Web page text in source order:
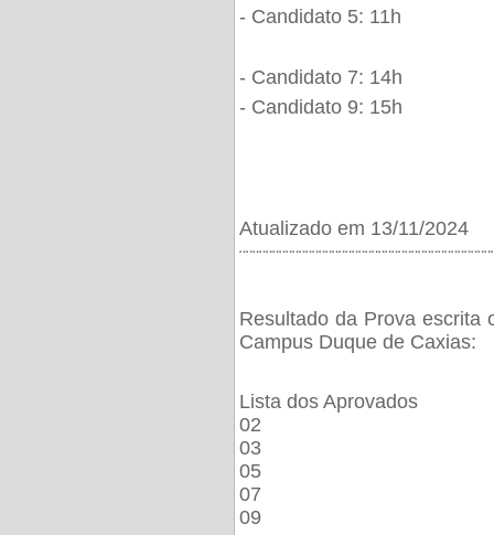
- Candidato 5: 11h
- Candidato 7: 14h
- Candidato 9: 15h
Atualizado em 13/11/2024
Resultado da Prova escrita
Campus Duque de Caxias:
Lista dos Aprovados
02
03
05
07
09